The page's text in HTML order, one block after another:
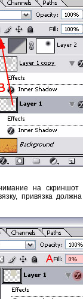
на скриншот
привязка